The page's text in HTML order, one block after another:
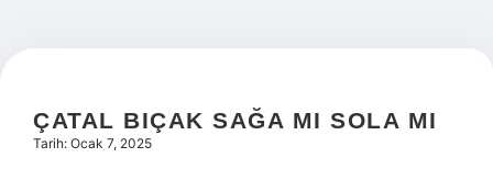
ÇATAL BIÇAK SAĞA MI SOLA MI
Tarih: Ocak 7, 2025